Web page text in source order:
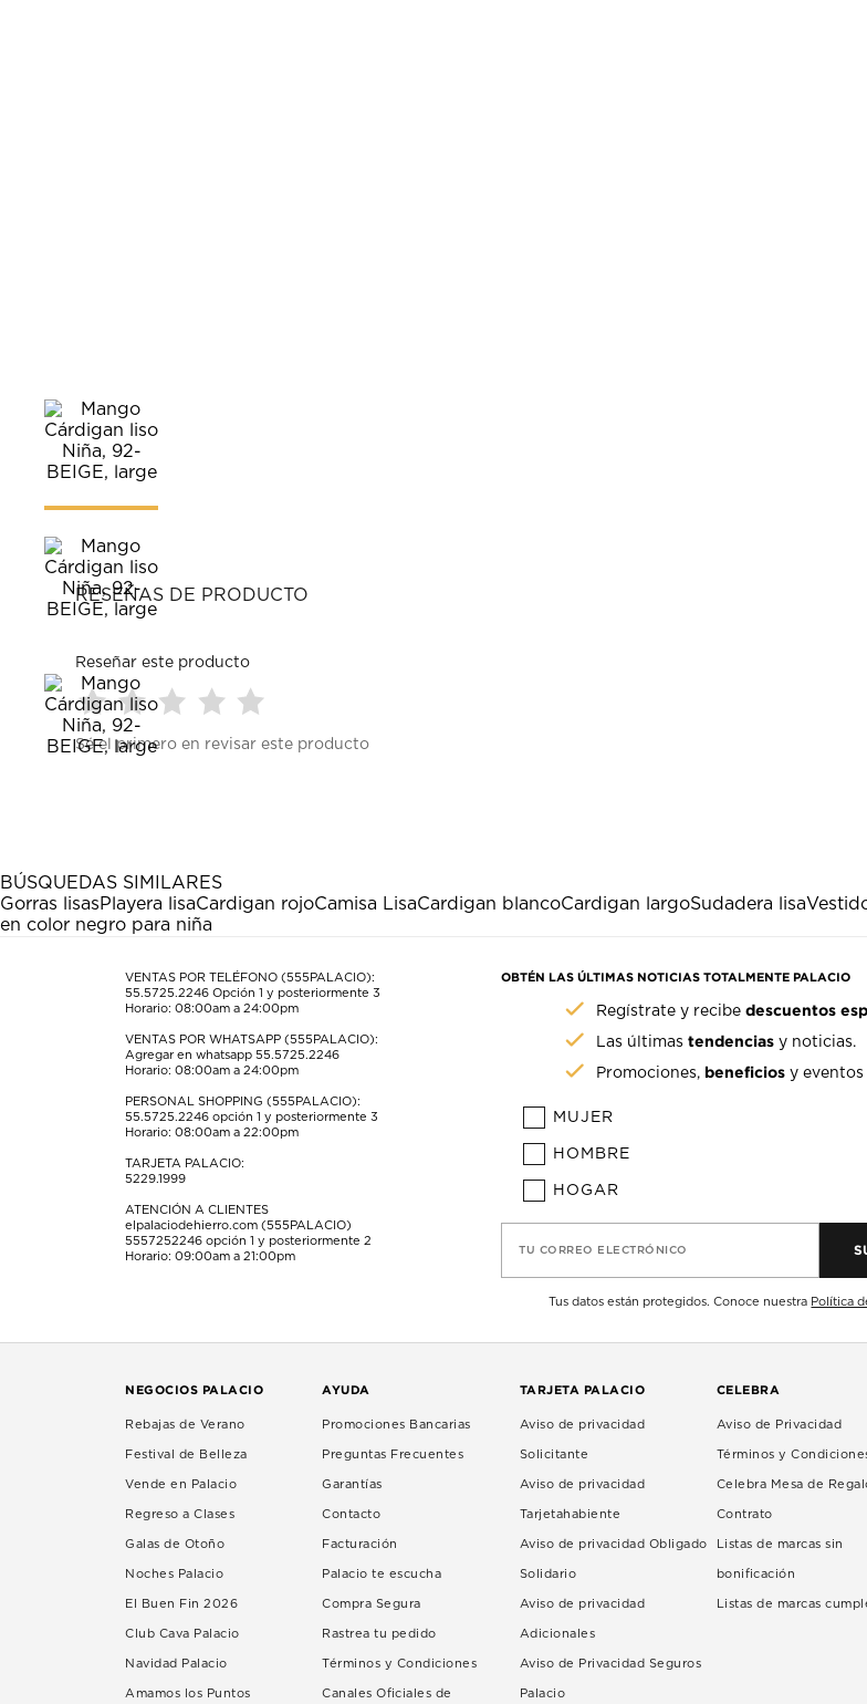
RESEÑAS DE PRODUCTO
Reseñar este producto
Seleccionar
para
estrella
Esta
acción
abrirá
formulario
Seleccionar
para
estrellas.
Esta
acción
abrirá
formulario
de
para
estrellas.
Esta
acción
abrirá
formulario
de
para
estrellas.
Esta
acción
abrirá
formulario
de
para
Esta
acción
formulario
de
envío.
Sé el primero en revisar este producto
BÚSQUEDAS SIMILARES
Gorras lisasPlayera lisaCardigan rojoCamisa LisaCardigan blancoCardigan largoSudadera lisa
en color negro para niña
VENTAS POR TELÉFONO (555PALACIO):
55.5725.2246 Opción 1 y posteriormente 3
Horario: 08:00am a 24:00pm
VENTAS POR WHATSAPP (555PALACIO):
Agregar en whatsapp 55.5725.2246
Horario: 08:00am a 24:00pm
PERSONAL SHOPPING (555PALACIO):
55.5725.2246 opción 1 y posteriormente 3
Horario: 08:00am a 22:00pm
TARJETA PALACIO:
5229.1999
ATENCIÓN A CLIENTES
elpalaciodehierro.com (555PALACIO)
5557252246 opción 1 y posteriormente 2
Horario: 09:00am a 21:00pm
OBTÉN LAS ÚLTIMAS NOTICIAS TOTALMENTE PALACIO
Regístrate y recibedescuentos
Las últimastendencias y noticias.
Promociones, beneficios y eventos
MUJER
HOMBRE
HOGAR
TU CORREO ELECTRÓNICO
Tus datos están protegidos. Conoce nuestra Política
NEGOCIOS PALACIO
Rebajas de Verano
Festival de Belleza
Vende en Palacio
Regreso a Clases
Galas de Otoño
Noches Palacio
El Buen Fin 2026
Club Cava Palacio
Navidad Palacio
Amamos los Puntos
AYUDA
Promociones Bancarias
Preguntas Frecuentes
Garantías
Contacto
Facturación
Palacio te escucha
Compra Segura
Rastrea tu pedido
Términos y Condiciones
Canales Oficiales de
TARJETA PALACIO
Aviso de privacidad
Solicitante
Aviso de privacidad
Tarjetahabiente
Aviso de privacidad Obligado
Solidario
Aviso de privacidad
Adicionales
Aviso de Privacidad Seguros
Palacio
CELEBRA
Aviso de Privacidad
Términos y
Celebra Mesa de
Contrato
Listas de marcas sin
bonificación
Listas de marcas